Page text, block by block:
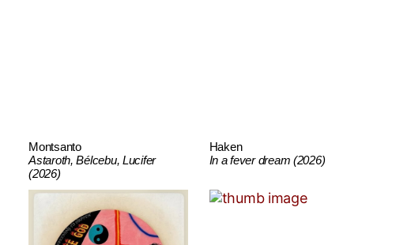
Montsanto
Astaroth, Bélcebu, Lucifer
(2026)
Haken
In a fever dream (2026)